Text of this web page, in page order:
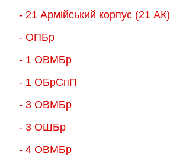
- 21 Армійський корпус (21 АК)
- ОПБр
- 1 ОВМБр
- 1 ОБрСпП
- 3 ОВМБр
- 3 ОШБр
- 4 ОВМБр